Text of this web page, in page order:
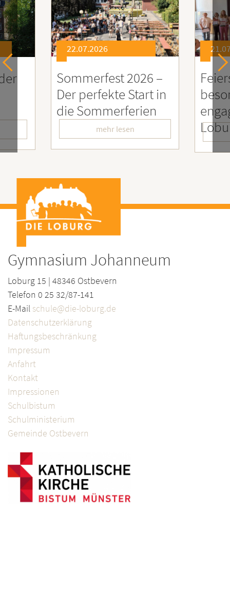
22.07.2026
Sommerfest 2026 –
Der perfekte Start in
die Sommerferien
mehr lesen
21.07.2026
besonders
mehr
Gymnasium Johanneum
Loburg 15 | 48346 Ostbevern
Telefon 0 25 32/87-141
E-Mail schule@die-loburg.de
Datenschutzerklärung
Haftungsbeschränkung
Impressum
Anfahrt
Kontakt
Impressionen
Schulbistum
Schulministerium
Gemeinde Ostbevern